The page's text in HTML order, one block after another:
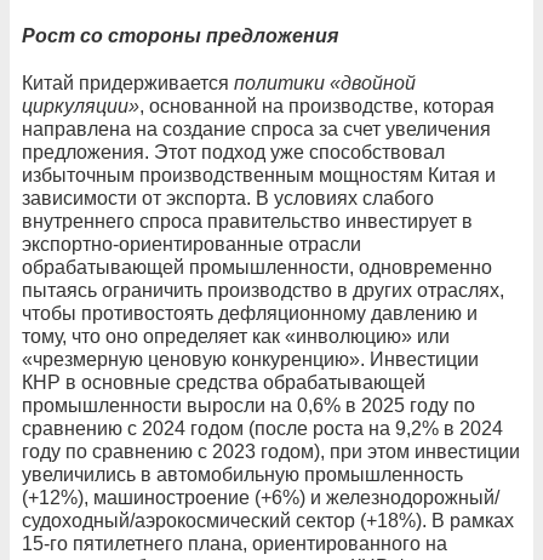
Рост со стороны предложения
Китай придерживается политики «двойной
циркуляции», основанной на производстве, которая
направлена ​​на создание спроса за счет увеличения
предложения. Этот подход уже способствовал
избыточным производственным мощностям Китая и
зависимости от экспорта. В условиях слабого
внутреннего спроса правительство инвестирует в
экспортно-ориентированные отрасли
обрабатывающей промышленности, одновременно
пытаясь ограничить производство в других отраслях,
чтобы противостоять дефляционному давлению и
тому, что оно определяет как «инволюцию» или
«чрезмерную ценовую конкуренцию». Инвестиции
КНР в основные средства обрабатывающей
промышленности выросли на 0,6% в 2025 году по
сравнению с 2024 годом (после роста на 9,2% в 2024
году по сравнению с 2023 годом), при этом инвестиции
увеличились в автомобильную промышленность
(+12%), машиностроение (+6%) и железнодорожный/
судоходный/аэрокосмический сектор (+18%). В рамках
15-го пятилетнего плана, ориентированного на